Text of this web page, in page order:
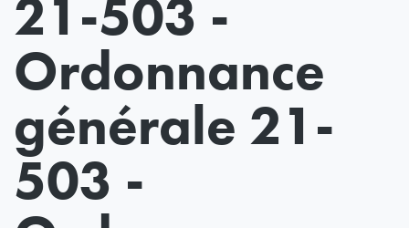
21-503 -
Ordonnance
générale 21-
503 -